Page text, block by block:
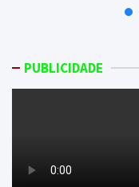
PUBLICIDADE